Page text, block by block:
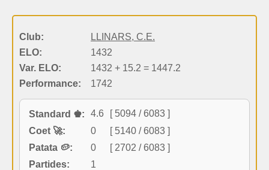
Club:
LLINARS, C.E.
ELO:
1432
Var. ELO:
1432 + 15.2 = 1447.2
Performance:
1742
Standard ♚: 4.6
[ 5094 / 6083 ]
Coet 🚀:
0
[ 5140 / 6083 ]
Patata 🥔:
0
[ 2702 / 6083 ]
Partides:
1